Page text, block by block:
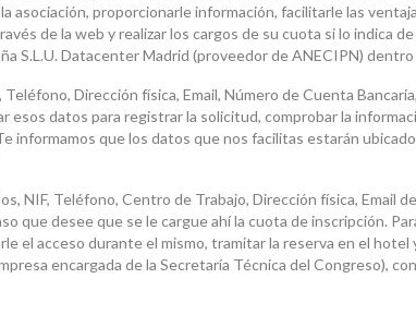
asociación, proporcionarle información, facilitarle las
de la web y realizar los cargos de su cuota si lo indica
S.L.U. Datacenter Madrid (proveedor de ANECIPN) dentro
Dirección física, Email, Número de Cuenta
esos datos para registrar la solicitud, comprobar la
informamos que los datos que nos facilitas estarán
NIF, Teléfono, Centro de Trabajo, Dirección física, Email
que desee que se le cargue ahí la cuota de inscripción.
el acceso durante el mismo, tramitar la reserva en el hotel
encargada de la Secretaría Técnica del Congreso),